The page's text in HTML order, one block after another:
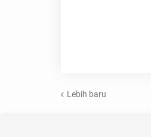
Lebih baru